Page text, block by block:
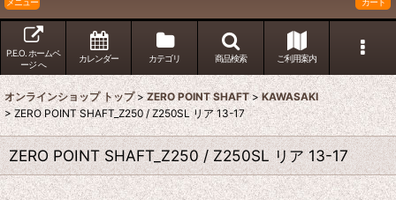
P.E.O. ホームペ
ージ へ
カレンダー カテゴリ 商品検索 ご利用案内
オンラインショップ トップ > ZERO POINT SHAFT > KAWASAKI
> ZERO POINT SHAFT_Z250 / Z250SL リア 13-17
ZERO POINT SHAFT_Z250 / Z250SL リア 13-17